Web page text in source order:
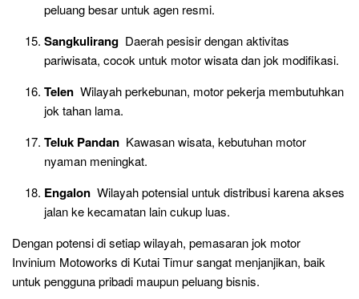
peluang besar untuk agen resmi.
Sangkulirang Daerah pesisir dengan aktivitas
pariwisata, cocok untuk motor wisata dan jok modifikasi.
Telen Wilayah perkebunan, motor pekerja membutuhkan
jok tahan lama.
Teluk Pandan Kawasan wisata, kebutuhan motor
nyaman meningkat.
Engalon Wilayah potensial untuk distribusi karena akses
jalan ke kecamatan lain cukup luas.
Dengan potensi di setiap wilayah, pemasaran jok motor
Invinium Motoworks di Kutai Timur sangat menjanjikan, baik
untuk pengguna pribadi maupun peluang bisnis.